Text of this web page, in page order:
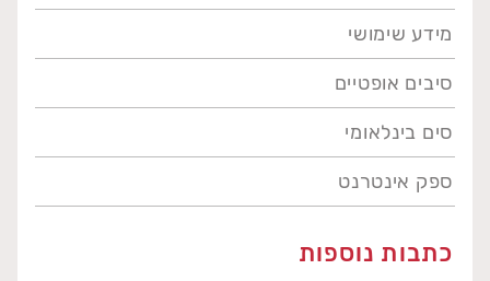
מידע שימושי
סיבים אופטיים
סים בינלאומי
ספק אינטרנט
כתבות נוספות